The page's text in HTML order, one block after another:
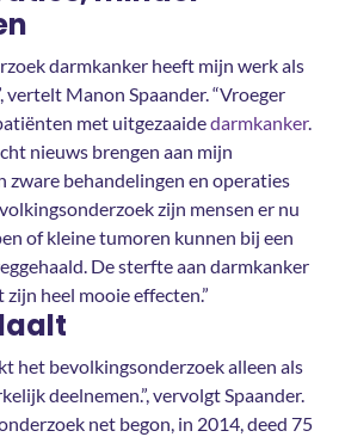
darmkanker heeft mijn werk als
vertelt Manon Spaander. “Vroeger
met uitgezaaidedarmkanker.
nieuws brengen aan mijn
zware behandelingen en operaties
zijn mensen er nu
of kleine tumoren kunnen bij een
De sterfte aan darmkanker
zijn heel mooie effecten.”
het bevolkingsonderzoek alleen als
deelnemen.”, vervolgt Spaander.
net begon, in 2014, deed 75